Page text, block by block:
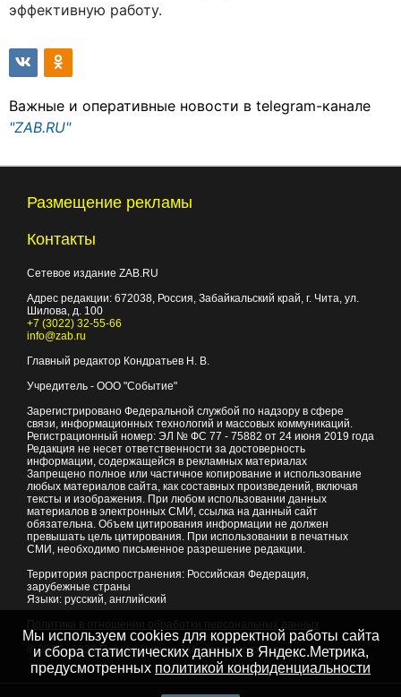
эффективную работу.
Важные и оперативные новости в telegram-канале
"ZAB.RU"
Размещение рекламы
Контакты
Сетевое издание ZAB.RU
Адрес редакции: 672038, Россия, Забайкальский край, г. Чита, ул.
Шилова, д. 100
+7 (3022) 32-55-66
info@zab.ru
Главный редактор Кондратьев Н. В.
Учредитель - ООО "Событие"
Зарегистрировано Федеральной службой по надзору в сфере
связи, информационных технологий и массовых коммуникаций.
Регистрационный номер: ЭЛ № ФС 77 - 75882 от 24 июня 2019 года
Редакция не несет ответственности за достоверность
информации, содержащейся в рекламных материалах
Запрещено полное или частичное копирование и использование
любых материалов сайта, как составных произведений, включая
тексты и изображения. При любом использовании данных
материалов в электронных СМИ, ссылка на данный сайт
обязательна. Объем цитирования информации не должен
превышать цель цитирования. При использовании в печатных
СМИ, необходимо письменное разрешение редакции.
Территория распространения: Российская Федерация,
зарубежные страны
Языки: русский, английский
© 2007 - 2026Портал Читы и Забайкальского края
Мы используем cookies для корректной работы сайта
и сбора статистических данных в Яндекс.Метрика,
предусмотренных политикой конфиденциальности